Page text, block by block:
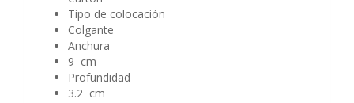
Tipo de colocación
Colgante
Anchura
9 cm
Profundidad
3.2 cm